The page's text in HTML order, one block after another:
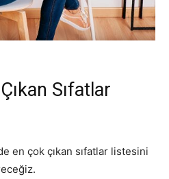
Sıfatlar
en çok çıkan sıfatlar listesini